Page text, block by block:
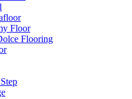
Floor
Flooring